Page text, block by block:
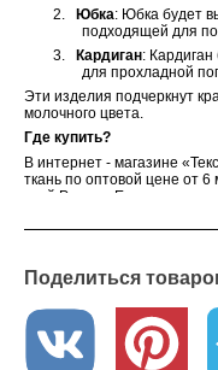
2.
Юбка: Юбка будет
подходящей для
3.
Кардиган:
для прохладной
Эти изделия подчеркнут
молочного цвета.
Где купить?
В интернет - магазине
ткань по оптовой цене от
всей России. Если у вас
удовольствием вам помогут
Поделиться